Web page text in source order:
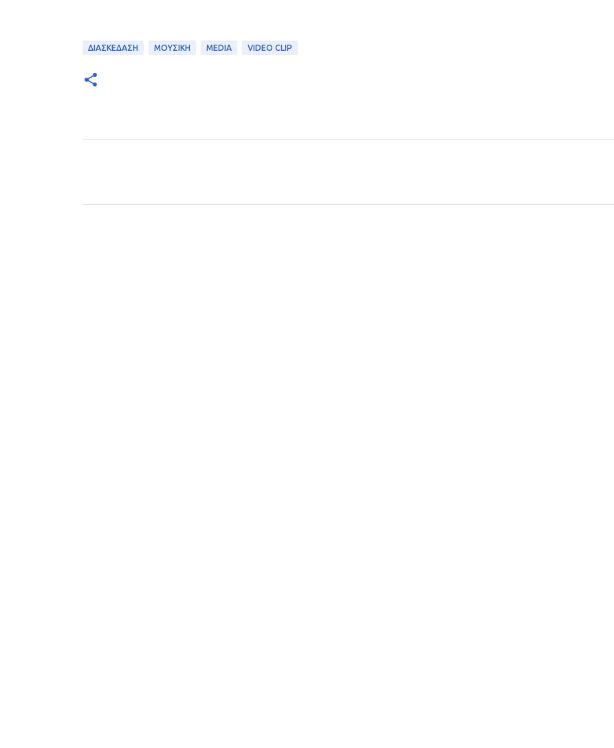
ΔΙΑΣΚΕΔΑΣΗ ΜΟΥΣΙΚΗ MEDIA VIDEO CLIP